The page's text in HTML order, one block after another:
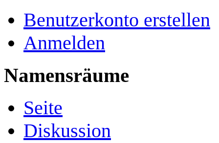
Benutzerkonto erstellen
Anmelden
Namensräume
Seite
Diskussion